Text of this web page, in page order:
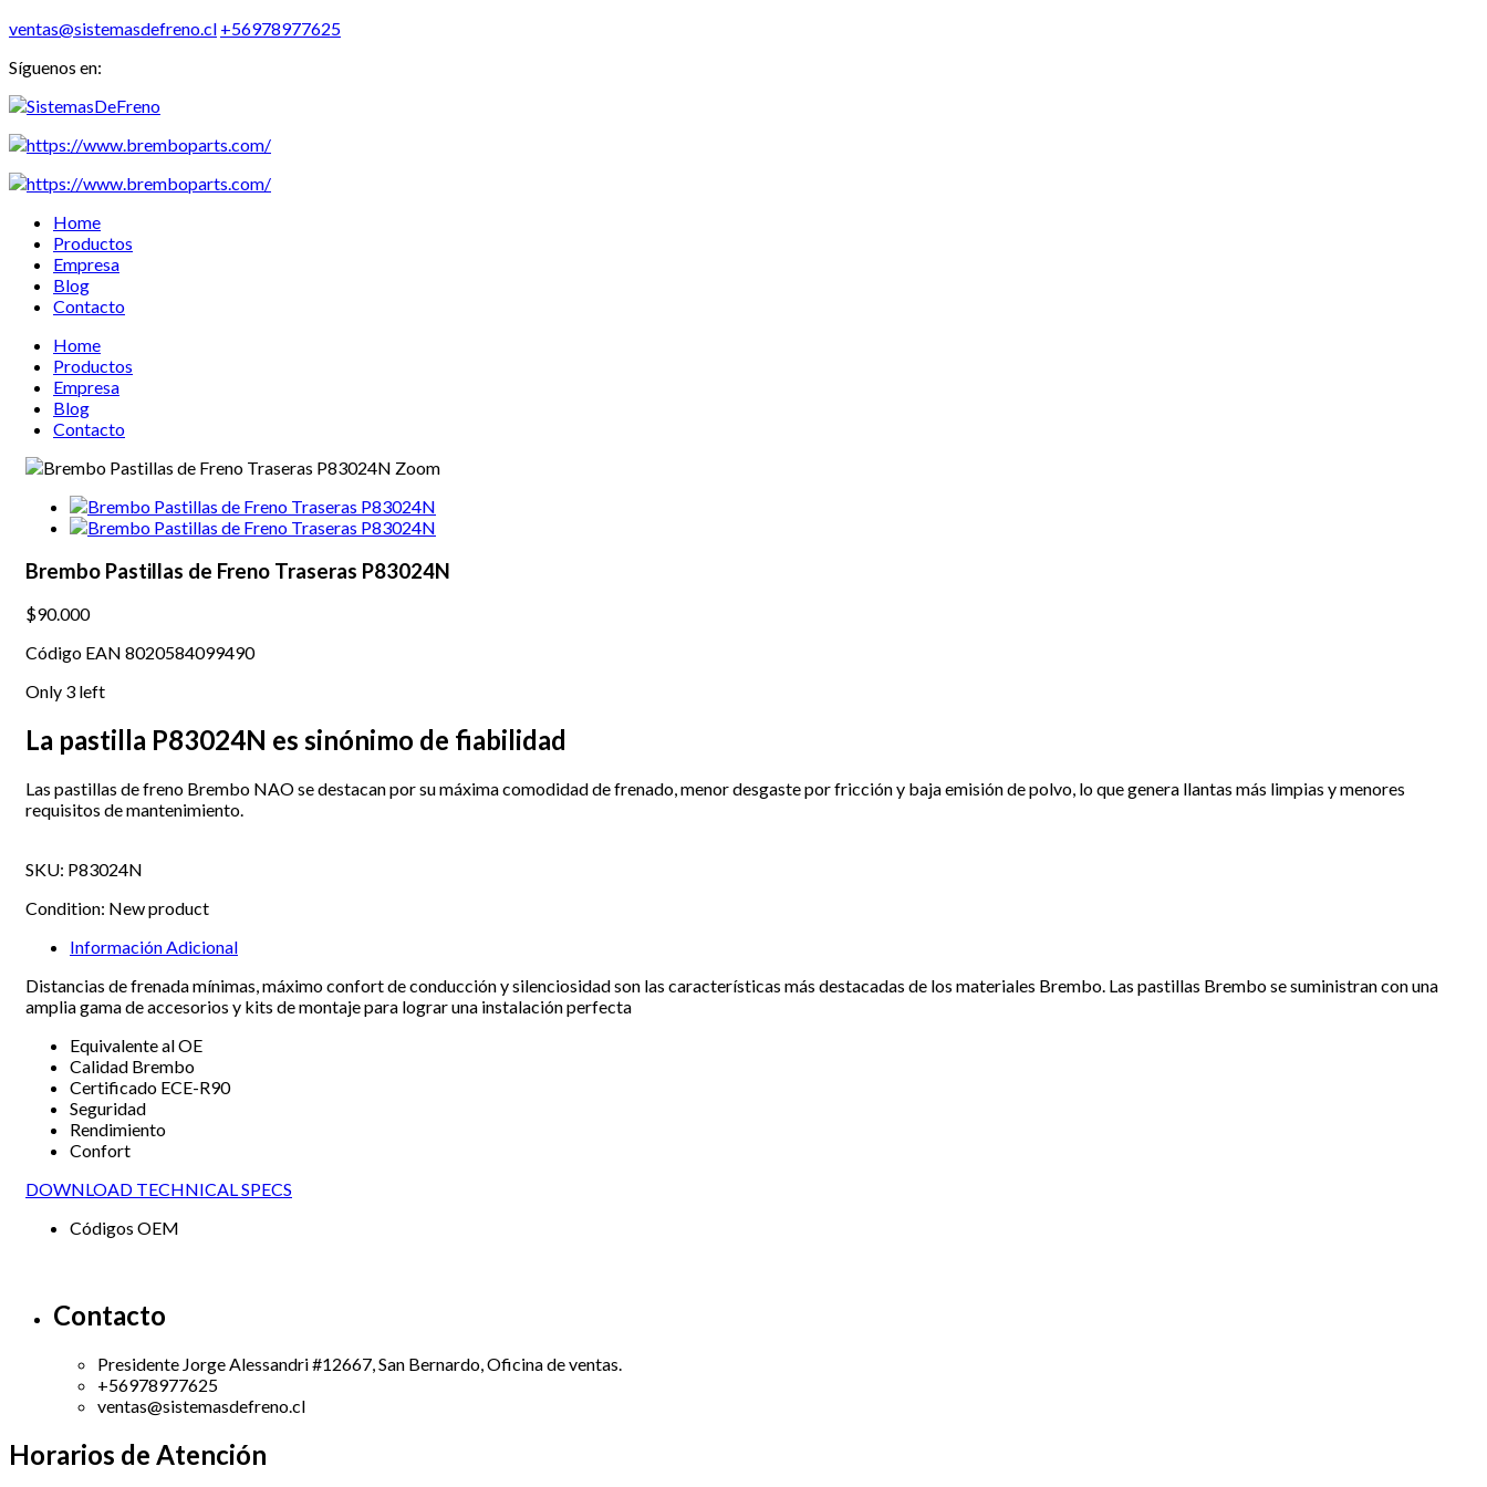
ventas@sistemasdefreno.cl +56978977625
Síguenos en:
Home
Productos
Empresa
Blog
Contacto
Home
Productos
Empresa
Blog
Contacto
Zoom
Brembo Pastillas de Freno Traseras P83024N
$90.000
Código EAN 8020584099490
Only 3 left
La pastilla P83024N es sinónimo de fiabilidad
Las pastillas de freno Brembo NAO se destacan por su máxima comodidad de frenado, menor desgaste por fricción y baja emisión de polvo, lo que genera llantas más limpias y menores
requisitos de mantenimiento.
SKU: P83024N
Condition: New product
Información Adicional
Distancias de frenada mínimas, máximo confort de conducción y silenciosidad son las características más destacadas de los materiales Brembo. Las pastillas Brembo se suministran con una
amplia gama de accesorios y kits de montaje para lograr una instalación perfecta
Equivalente al OE
Calidad Brembo
Certificado ECE-R90
Seguridad
Rendimiento
Confort
DOWNLOAD TECHNICAL SPECS
Códigos OEM
Contacto
Presidente Jorge Alessandri #12667, San Bernardo, Oficina de ventas.
+56978977625
ventas@sistemasdefreno.cl
Horarios de Atención